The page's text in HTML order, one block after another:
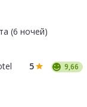
(6 ночей)
5 9,66